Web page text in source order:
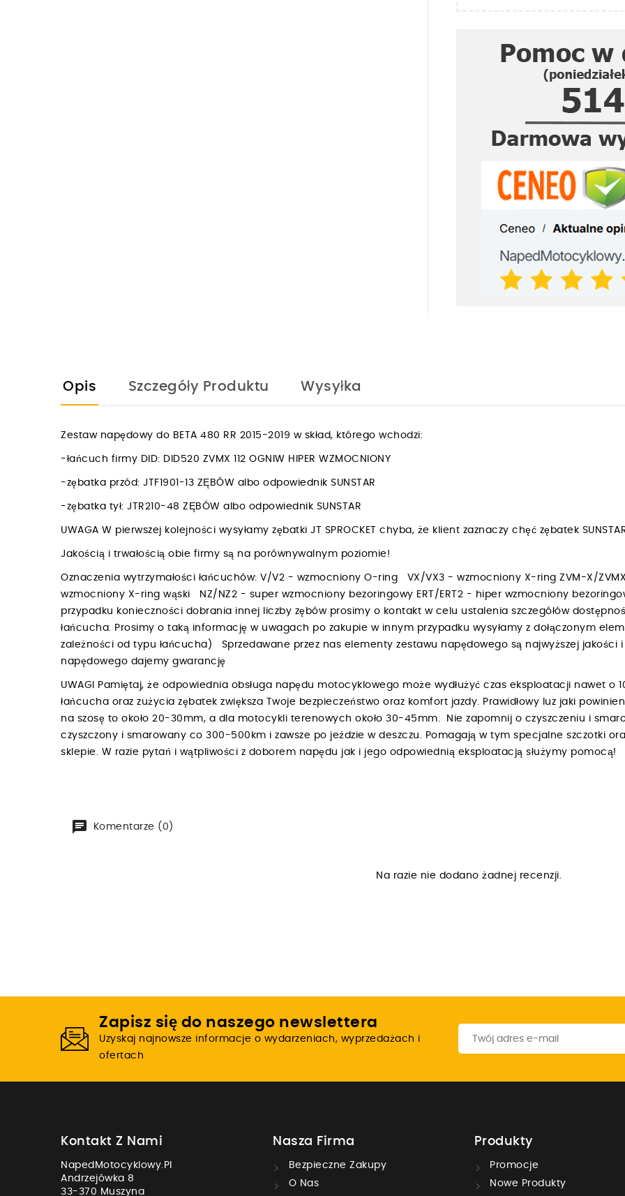
Opis Szczegóły Produktu Wysyłka
Zestaw napędowy do BETA 480 RR 2015-2019 w skład, którego wchodzi:
-łańcuch firmy DID: DID520 ZVMX 112 OGNIW HIPER WZMOCNIONY
-zębatka przód: JTF1901-13 ZĘBÓW albo odpowiednik SUNSTAR
-zębatka tył: JTR210-48 ZĘBÓW albo odpowiednik SUNSTAR
UWAGA W pierwszej kolejności wysyłamy zębatki JT SPROCKET chyba, że klient zaznaczy chęć zębatek
Jakością i trwałością obie firmy są na porównywalnym poziomie!
Oznaczenia wytrzymałości łańcuchów: V/V2 - wzmocniony O-ring VX/VX3 - wzmocniony X-ring ZVM-X/
wzmocniony X-ring wąski NZ/NZ2 - super wzmocniony bezoringowy ERT/ERT2 - hiper wzmocniony
przypadku konieczności dobrania innej liczby zębów prosimy o kontakt w celu ustalenia szczegółów
łańcucha. Prosimy o taką informację w uwagach po zakupie w innym przypadku wysyłamy z dołączonym
zależności od typu łańcucha) Sprzedawane przez nas elementy zestawu napędowego są najwyższej jakości i
napędowego dajemy gwarancję
UWAGI Pamiętaj, że odpowiednia obsługa napędu motocyklowego może wydłużyć czas eksploatacji nawet o
łańcucha oraz zużycia zębatek zwiększa Twoje bezpieczeństwo oraz komfort jazdy. Prawidłowy luz jaki
na szosę to około 20-30mm, a dla motocykli terenowych około 30-45mm. Nie zapomnij o czyszczeniu i
czyszczony i smarowany co 300-500km i zawsze po jeździe w deszczu. Pomagają w tym specjalne szczotki
sklepie. W razie pytań i wątpliwości z doborem napędu jak i jego odpowiednią eksploatacją służymy pomocą!
Komentarze (0)
Na razie nie dodano żadnej recenzji.
Zapisz się do naszego newslettera
Uzyskaj najnowsze informacje o wydarzeniach, wyprzedażach i
ofertach
Kontakt Z Nami
NapedMotocyklowy.pl
Andrzejówka 8
33-370 Muszyna
Nasza Firma
Bezpieczne Zakupy
O Nas
Produkty
Promocje
Nowe Produkty